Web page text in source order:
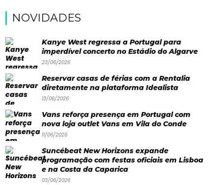
dormir?
Lifestyle
Restaurantes
Praias
Paradisíacas
Swimwear
Água
NOVIDADES
Kanye West regressa a Portugal para
imperdível concerto no Estádio do Algarve
23/06/2026
Reservar casas de férias com a Rentalia
diretamente na plataforma Idealista
13/06/2026
Vans reforça presença em Portugal com
nova loja outlet Vans em Vila do Conde
11/06/2026
Suncébeat New Horizons expande
programação com festas oficiais em Lisboa
e na Costa da Caparica
03/06/2026